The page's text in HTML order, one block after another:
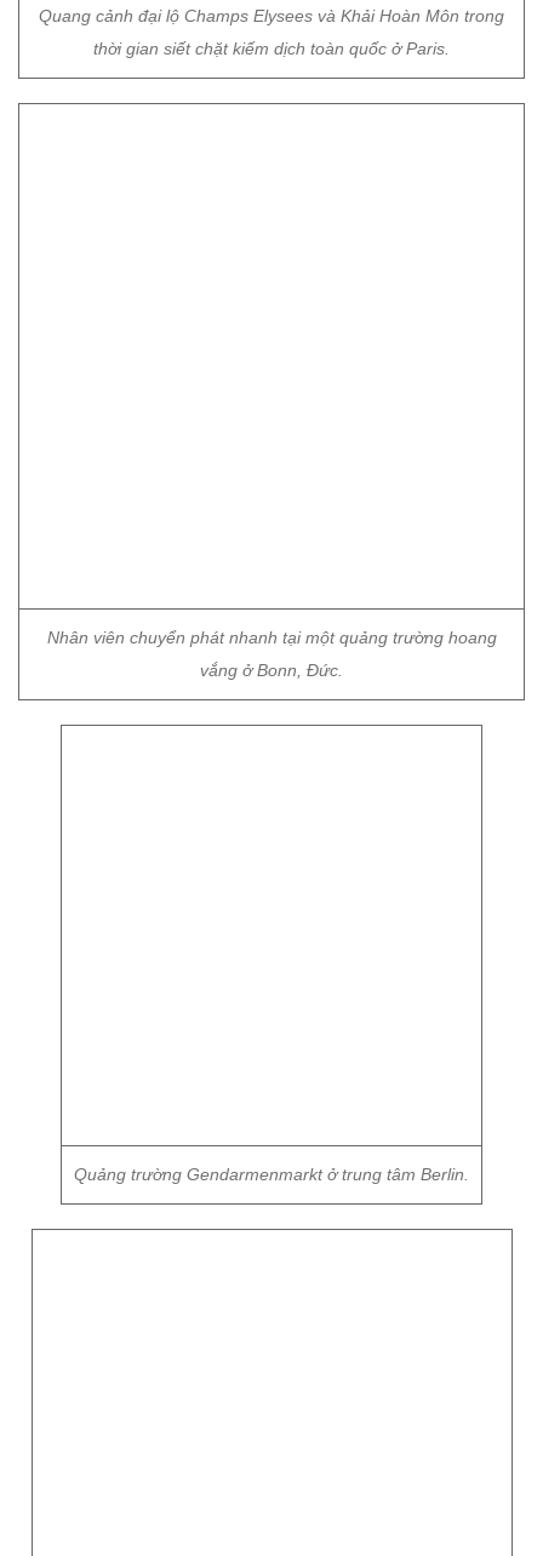
Quang cảnh đại lộ Champs Elysees và Khải Hoàn Môn trong
thời gian siết chặt kiếm dịch toàn quốc ở Paris.
Nhân viên chuyển phát nhanh tại một quảng trường hoang
vắng ở Bonn, Đức.
Quảng trường Gendarmenmarkt ở trung tâm Berlin.